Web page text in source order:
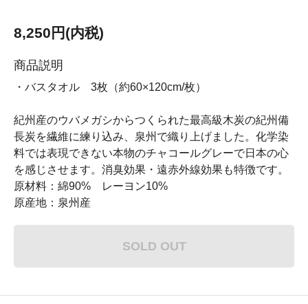
8,250円(内税)
商品説明
・バスタオル 3枚（約60×120cm/枚）
紀州産のウバメガシからつくられた最高級木炭の紀州備
長炭を繊維に練り込み、泉州で織り上げました。化学染
料では表現できない本物のチャコールグレーで日本の心
を感じさせます。消臭効果・遠赤外線効果も特徴です。
原材料：綿90% レーヨン10%
原産地：泉州産
SOLD OUT